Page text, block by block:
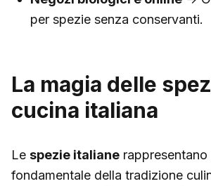
per spezie senza conservanti.
La magia delle
cucina italiana
Le spezie italiane
fondamentale della tradizione